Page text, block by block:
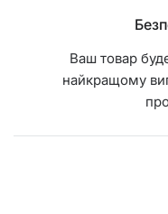
Ваш товар
найкращому